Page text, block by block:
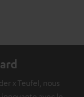
x Teufel, nous